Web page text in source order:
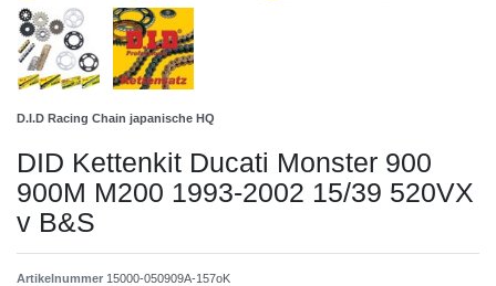
D.I.D Racing Chain japanische HQ
DID Kettenkit Ducati Monster 900
900M M200 1993-2002 15/39 520VX
v B&S
Artikelnummer 15000-050909A-157oK